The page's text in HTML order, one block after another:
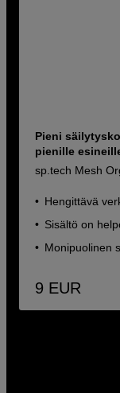
Pieni
pienille
sp.tech Mesh
Hengittävä
Sisältö on
Monipuolinen
9 EUR